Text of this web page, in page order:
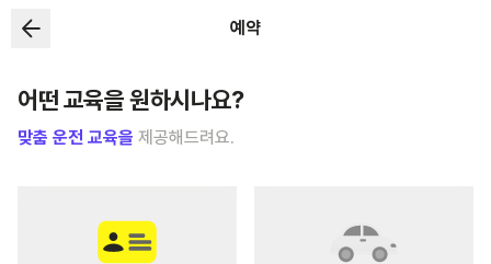
예약
어떤 교육을 원하시나요?
맞춤 운전 교육을 제공해드려요.